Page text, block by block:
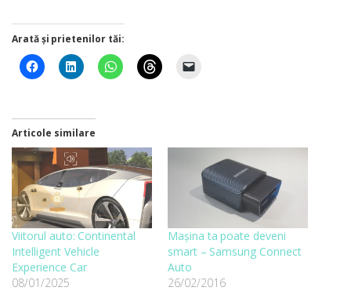
Arată și prietenilor tăi:
Articole similare
Viitorul auto: Continental
Intelligent Vehicle
Experience Car
08/01/2025
Mașina ta poate deveni
smart – Samsung Connect
Auto
26/02/2016